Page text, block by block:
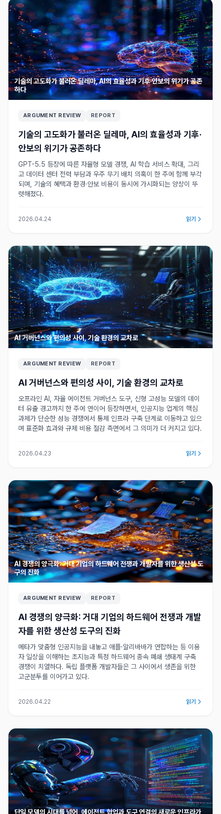
기술의 고도화가 불러온 딜레마, AI의 효율성과 기후·안보의 위기가 공존
하다
ARGUMENT REVIEW REPORT
기술의 고도화가 불러온 딜레마, AI의 효율성과 기후·
안보의 위기가 공존하다
GPT-5.5 등장에 따른 자율형 모델 경쟁, AI 학습 서비스 확대, 그리
고 데이터 센터 전력 부담과 우주 무기 배치 의혹이 한 주에 함께 부각
되며, 기술의 혜택과 환경·안보 비용이 동시에 가시화되는 양상이 뚜
렷해졌다.
2026.04.24 읽기
AI 거버넌스와 편의성 사이, 기술 환경의 교차로
ARGUMENT REVIEW REPORT
AI 거버넌스와 편의성 사이, 기술 환경의 교차로
오프라인 AI, 자율 에이전트 거버넌스 도구, 신형 고성능 모델의 데이
터 유출 경고까지 한 주에 연이어 등장하면서, 인공지능 업계의 핵심
과제가 단순한 성능 경쟁에서 통제 인프라 구축 단계로 이동하고 있으
며 표준화 효과와 규제 비용 절감 측면에서 그 의미가 더 커지고 있다.
2026.04.23 읽기
AI 경쟁의 양극화: 거대 기업의 하드웨어 전쟁과 개발자를 위한 생산성 도
구의 진화
ARGUMENT REVIEW REPORT
AI 경쟁의 양극화: 거대 기업의 하드웨어 전쟁과 개발
자를 위한 생산성 도구의 진화
메타가 맞춤형 인공지능을 내놓고 애플·알리바바가 연합하는 등 이용
자 일상을 이해하는 초지능과 특정 하드웨어 종속 폐쇄 생태계 구축
경쟁이 치열하다. 독립 플랫폼 개발자들은 그 사이에서 생존을 위한
고군분투를 이어가고 있다.
2026.04.22 읽기
단일 모델의 시대를 넘어, 에이전트 협업과 도구 연결의 새로운 인프라가